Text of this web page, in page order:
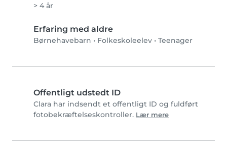
> 4 år
Erfaring med aldre
Børnehavebarn • Folkeskoleelev • Teenager
Offentligt udstedt ID
Clara har indsendt et offentligt ID og fuldført
fotobekræftelseskontroller. Lær mere